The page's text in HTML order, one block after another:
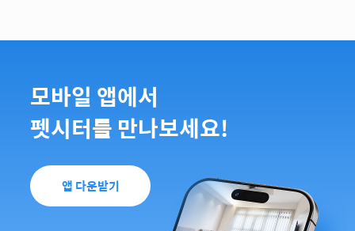
모바일 앱에서
펫시터를 만나보세요!
앱 다운받기